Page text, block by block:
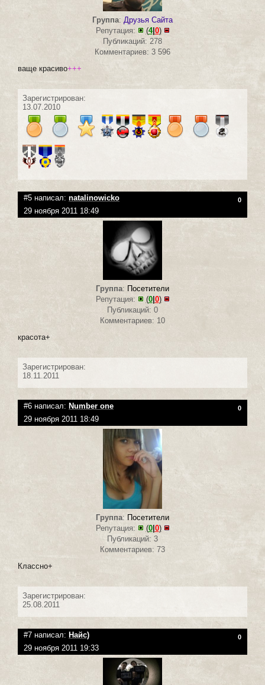
Группа: Друзья Сайта
Репутация:
(4| 0)
Публикаций: 278
Комментариев: 3 596
ваще красиво+++
Зарегистрирован:
13.07.2010
#5 написал: natalinowicko 0
29 ноября 2011 18:49
Группа: Посетители
Репутация:
(0| 0)
Публикаций: 0
Комментариев: 10
красота+
Зарегистрирован:
18.11.2011
#6 написал: Number one 0
29 ноября 2011 18:49
Группа: Посетители
Репутация:
(0| 0)
Публикаций: 3
Комментариев: 73
Классно+
Зарегистрирован:
25.08.2011
#7 написал: Найс) 0
29 ноября 2011 19:33